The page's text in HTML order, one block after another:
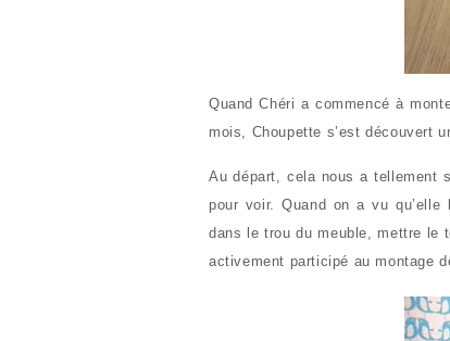
Quand Chéri a commencé à
mois, Choupette s’est découvert
Au départ, cela nous a tellement
pour voir. Quand on a vu
dans le trou du meuble, mettre le
activement participé au montage